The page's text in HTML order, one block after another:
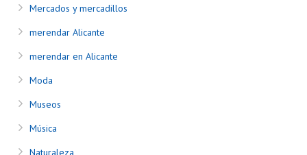
Mercados y mercadillos
merendar Alicante
merendar en Alicante
Moda
Museos
Música
Naturaleza